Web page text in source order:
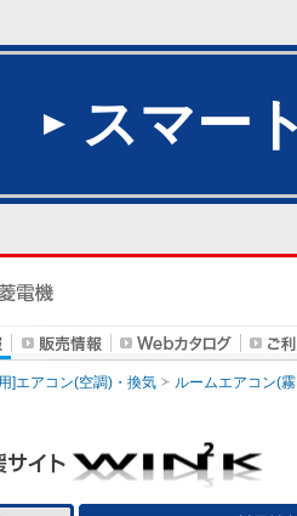
スマー
]エアコン(空調)・換気 ルームエアコン(